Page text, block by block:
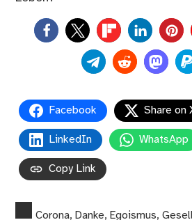
0
Facebook Share on
LinkedIn WhatsApp
Copy Link
Corona, Danke, Egoismus,